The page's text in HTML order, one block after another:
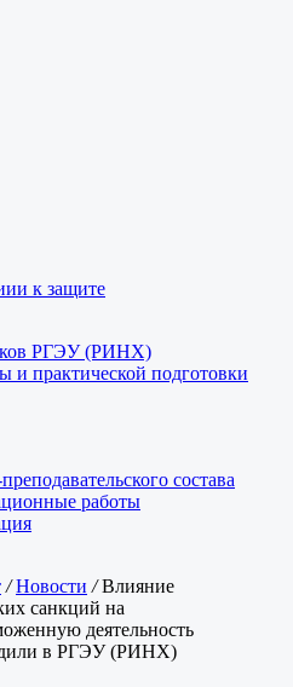
к защите
РГЭУ (РИНХ)
и практической подготовки
состава
работы
/Новости /Влияние
санкций на
деятельность
в РГЭУ (РИНХ)